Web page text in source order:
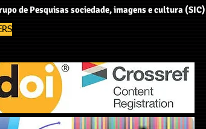
de Pesquisas sociedade, imagens e cultura (SIC)